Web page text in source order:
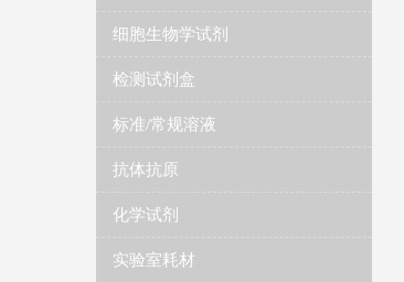
细胞生物学试剂
检测试剂盒
标准/常规溶液
抗体抗原
化学试剂
实验室耗材